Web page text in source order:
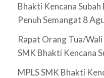
Bhakti Kencana
Penuh Semangat 8
Rapat Orang Tua/
SMK Bhakti Kencana
MPLS SMK Bhakti